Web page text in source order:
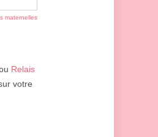
maternelles
Relais
votre